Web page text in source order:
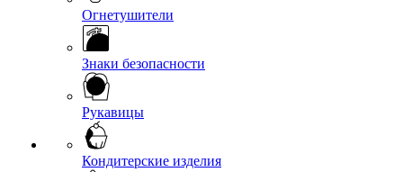
Огнетушители
Знаки безопасности
Рукавицы
Кондитерские изделия